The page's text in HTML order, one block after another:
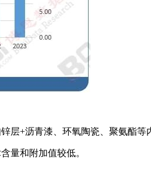
+沥青漆、环氧陶瓷、聚氨酯等
量和附加值较低。